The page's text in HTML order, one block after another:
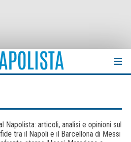
Napolista: articoli, analisi e opinioni sul
tra il Napoli e il Barcellona di Messi